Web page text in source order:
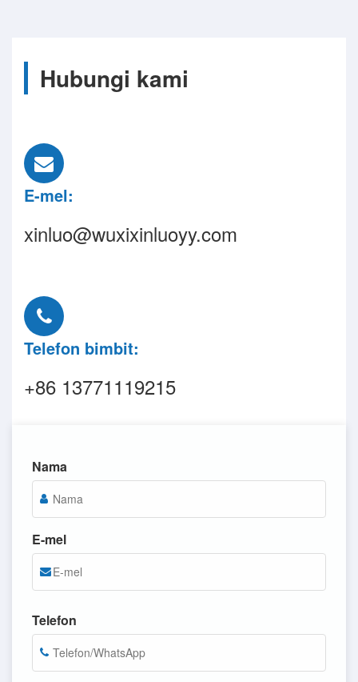
Hubungi kami
E-mel:
xinluo@wuxixinluoyy.com
Telefon bimbit:
+86 13771119215
Nama
E-mel
Telefon